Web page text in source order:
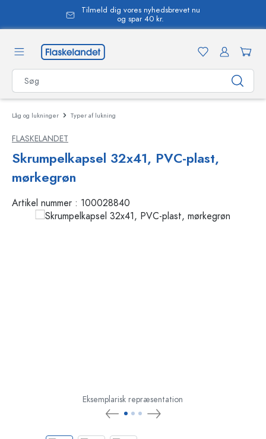
Tilmeld dig vores nyhedsbrevet nu
og spar 40 kr.
Låg og lukninger Typer af lukning
FLASKELANDET
Skrumpelkapsel 32x41, PVC-plast,
mørkegrøn
Artikel nummer : 100028840
Eksemplarisk repræsentation